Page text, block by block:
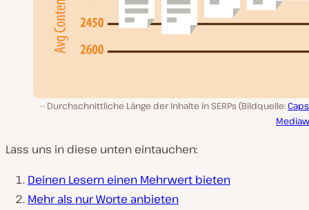
Durchschnittliche Länge der Inhalte in SERPs (Bildquelle:
Lass uns in diese unten eintauchen:
Deinen Lesern einen Mehrwert bieten
Mehr als nur Worte anbieten